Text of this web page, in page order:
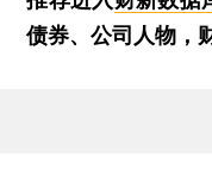
债券、公司人物，